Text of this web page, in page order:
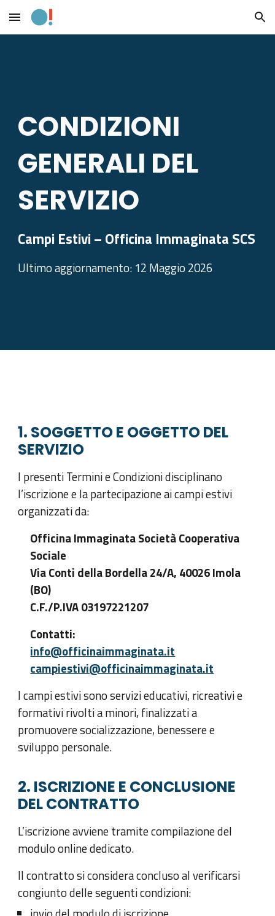
Skip to main content Skip to navigation
CONDIZIONI
GENERALI DEL
SERVIZIO
Campi Estivi – Officina Immaginata SCS
Ultimo aggiornamento: 12 Maggio 2026
1. SOGGETTO E OGGETTO DEL
SERVIZIO
I presenti Termini e Condizioni disciplinano
l’iscrizione e la partecipazione ai campi estivi
organizzati da:
Officina Immaginata Società Cooperativa
Sociale
Via Conti della Bordella 24/A, 40026 Imola
(BO)
C.F./P.IVA 03197221207
Contatti:
info@officinaimmaginata.it
campiestivi@officinaimmaginata.it
I campi estivi sono servizi educativi, ricreativi e
formativi rivolti a minori, finalizzati a
promuovere socializzazione, benessere e
sviluppo personale.
2. ISCRIZIONE E CONCLUSIONE
DEL CONTRATTO
L’iscrizione avviene tramite compilazione del
modulo online dedicato.
Il contratto si considera concluso al verificarsi
congiunto delle seguenti condizioni: